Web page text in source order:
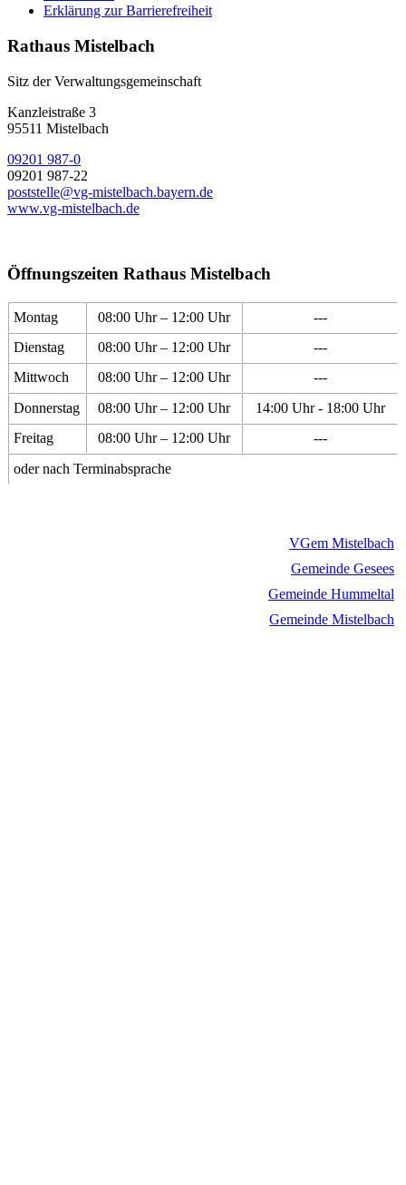
Erklärung zur Barrierefreiheit
Rathaus Mistelbach
Sitz der Verwaltungsgemeinschaft
Kanzleistraße 3
95511 Mistelbach
09201 987-0
09201 987-22
poststelle@vg-mistelbach.bayern.de
www.vg-mistelbach.de
Öffnungszeiten Rathaus Mistelbach
Montag 08:00 Uhr – 12:00 Uhr
---
Dienstag
08:00 Uhr – 12:00 Uhr
---
Mittwoch
08:00 Uhr – 12:00 Uhr
---
Donnerstag
08:00 Uhr – 12:00 Uhr
14:00 Uhr - 18:00 Uhr
Freitag
08:00 Uhr – 12:00 Uhr
---
oder nach Terminabsprache
VGem Mistelbach
Gemeinde Gesees
Gemeinde Hummeltal
Gemeinde Mistelbach